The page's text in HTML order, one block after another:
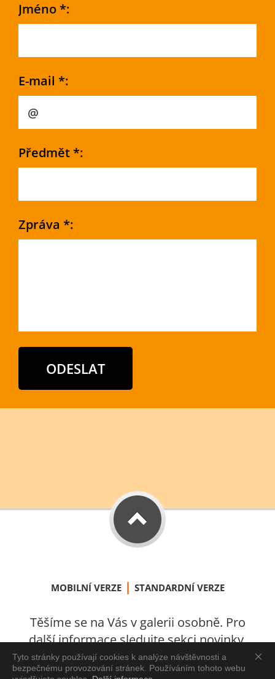
Jméno *:
E-mail *:
Předmět *:
Zpráva *:
Tyto stránky používají cookies k analýze návštěvnosti a
bezpečnému provozování stránek. Používáním tohoto webu
MOBILNÍ VERZE | STANDARDNÍ VERZE
Těšíme se na Vás v galerii osobně. Pro
další informace sledujte sekci novinky.
S láskou vytvořeno v Úštěku 2021.